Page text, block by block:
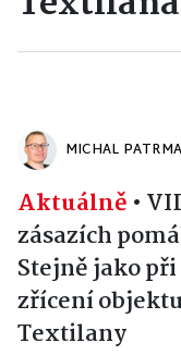
MICHAL
Aktuálně •
zásazích
Stejně jako
zřícení
Textilany